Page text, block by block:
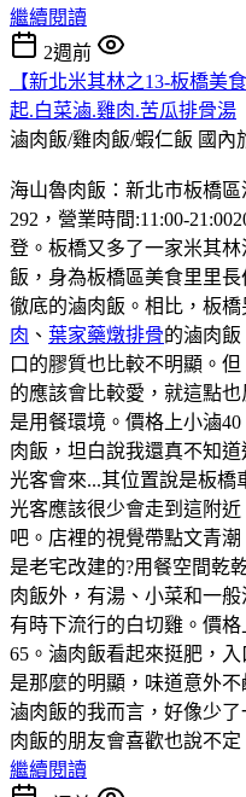
繼續閱讀
2週前
【新北米其林之13-板橋美
起.白菜滷.雞肉.苦瓜排骨湯
滷肉飯/雞肉飯/蝦仁飯 國內
海山魯肉飯：新北市板橋區
292，營業時間:11:00-
登。板橋又多了一家米其
飯，身為板橋區美食里里
徹底的滷肉飯。相比，板橋
肉 、 葉家藥燉排骨的滷肉
口的膠質也比較不明顯。
的應該會比較愛，就這點
是用餐環境。價格上小滷
肉飯，坦白說我還真不知
光客會來...其位置說是板橋
光客應該很少會走到這附
吧。店裡的視覺帶點文青
是老宅改建的?用餐空間乾
肉飯外，有湯、小菜和一
有時下流行的白切雞。價
65。滷肉飯看起來挺肥，
是那麼的明顯，味道意外
滷肉飯的我而言，好像少
肉飯的朋友會喜歡也說不定
繼續閱讀